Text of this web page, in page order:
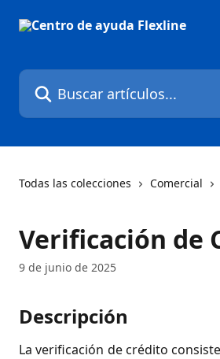
Buscar artículos...
Todas las colecciones Comercial
Verificación de
9 de junio de 2025
Descripción
La verificación de crédito